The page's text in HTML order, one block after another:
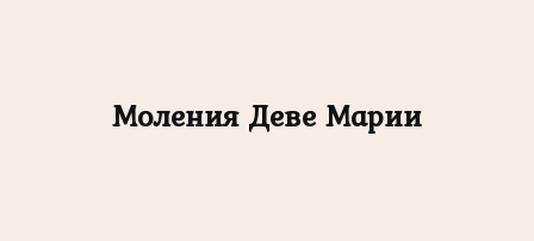
Моления Деве Марии